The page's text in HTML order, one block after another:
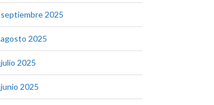
septiembre 2025
agosto 2025
julio 2025
junio 2025